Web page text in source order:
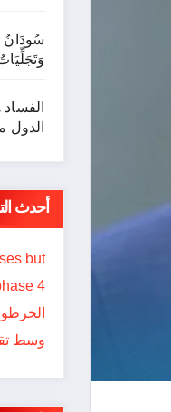
سُودَانُ
الدول
أحدث
but
4
وسط